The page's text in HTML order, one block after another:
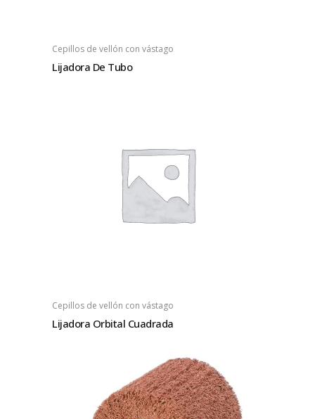
Cepillos de vellón con vástago
Lijadora De Tubo
Cepillos de vellón con vástago
Lijadora Orbital Cuadrada